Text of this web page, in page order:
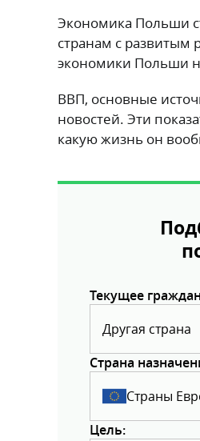
Экономика Польши
странам с развитым
экономики Польши
ВВП, основные
новостей. Эти
какую жизнь он
Текущее
Другая страна
Страна
Страны
Цель: